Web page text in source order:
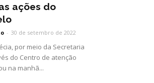
ações do
- 30 de setembro de 2022
por meio da Secretaria
do Centro de atenção
na manhã...